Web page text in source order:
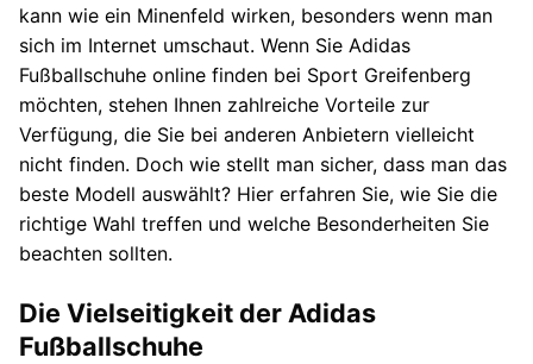
kann wie ein Minenfeld wirken, besonders wenn man
sich im Internet umschaut. Wenn Sie Adidas
Fußballschuhe online finden bei Sport Greifenberg
möchten, stehen Ihnen zahlreiche Vorteile zur
Verfügung, die Sie bei anderen Anbietern vielleicht
nicht finden. Doch wie stellt man sicher, dass man das
beste Modell auswählt? Hier erfahren Sie, wie Sie die
richtige Wahl treffen und welche Besonderheiten Sie
beachten sollten.
Die Vielseitigkeit der Adidas
Fußballschuhe